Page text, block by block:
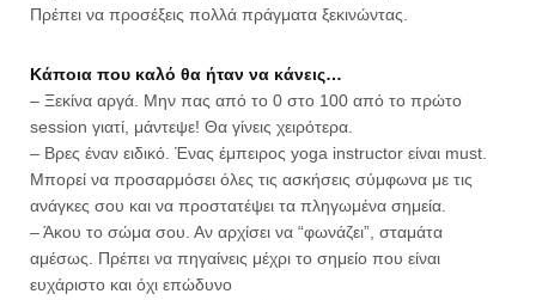
Πρέπει να προσέξεις πολλά πράγματα ξεκινώντας.
Κάποια που καλό θα ήταν να κάνεις…
– Ξεκίνα αργά. Μην πας από το 0 στο 100 από το πρώτο
session γιατί, μάντεψε! Θα γίνεις χειρότερα.
– Βρες έναν ειδικό. Ένας έμπειρος yoga instructor είναι must.
Μπορεί να προσαρμόσει όλες τις ασκήσεις σύμφωνα με τις
ανάγκες σου και να προστατέψει τα πληγωμένα σημεία.
– Άκου το σώμα σου. Αν αρχίσει να “φωνάζει”, σταμάτα
αμέσως. Πρέπει να πηγαίνεις μέχρι το σημείο που είναι
ευχάριστο και όχι επώδυνο